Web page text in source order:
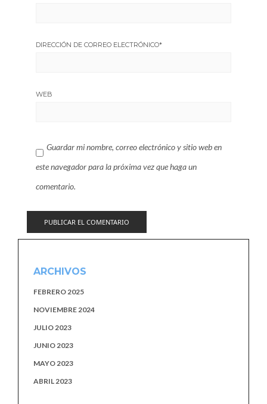
DIRECCIÓN DE CORREO ELECTRÓNICO*
WEB
Guardar mi nombre, correo electrónico y sitio web en
este navegador para la próxima vez que haga un
comentario.
ARCHIVOS
FEBRERO 2025
NOVIEMBRE 2024
JULIO 2023
JUNIO 2023
MAYO 2023
ABRIL 2023